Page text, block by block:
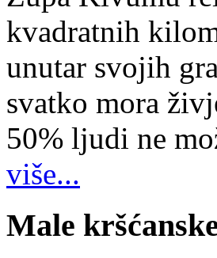
kvadratnih
unutar svojih
svatko mora
50% ljudi ne
više...
Male